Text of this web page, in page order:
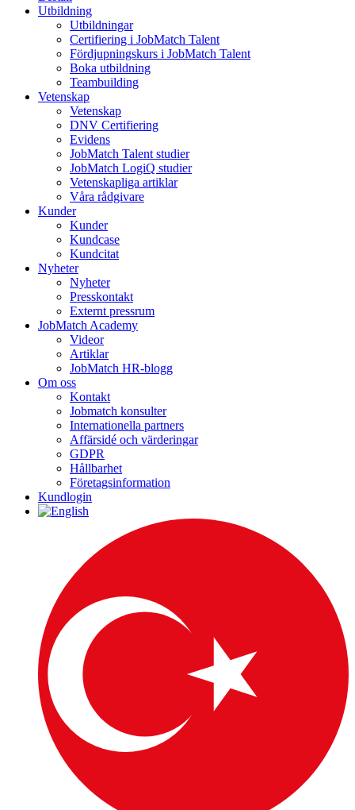
Utbildning
Utbildningar
Certifiering i JobMatch Talent
Fördjupningskurs i JobMatch Talent
Boka utbildning
Teambuilding
Vetenskap
Vetenskap
DNV Certifiering
Evidens
JobMatch Talent studier
JobMatch LogiQ studier
Vetenskapliga artiklar
Våra rådgivare
Kunder
Kunder
Kundcase
Kundcitat
Nyheter
Nyheter
Presskontakt
Externt pressrum
JobMatch Academy
Videor
Artiklar
JobMatch HR-blogg
Om oss
Kontakt
Jobmatch konsulter
Internationella partners
Affärsidé och värderingar
GDPR
Hållbarhet
Företagsinformation
Kundlogin